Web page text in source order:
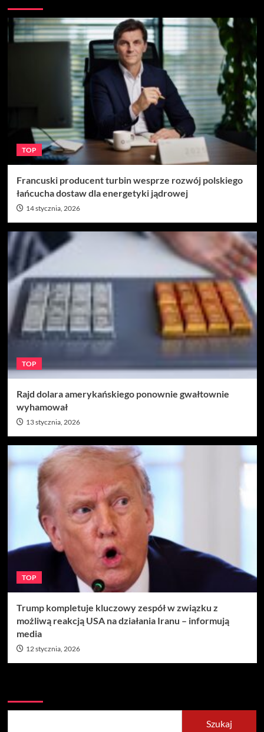
TOP
Francuski producent turbin wesprze rozwój polskiego
łańcucha dostaw dla energetyki jądrowej
14 stycznia, 2026
TOP
Rajd dolara amerykańskiego ponownie gwałtownie
wyhamował
13 stycznia, 2026
TOP
Trump kompletuje kluczowy zespół w związku z
możliwą reakcją USA na działania Iranu – informują
media
12 stycznia, 2026
Szukaj